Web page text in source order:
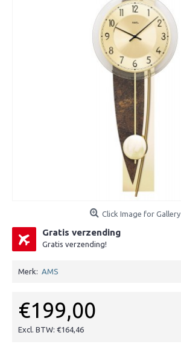
Click Image for Gallery
Gratis verzending
Gratis verzending!
Merk: AMS
€199,00
Excl. BTW: €164,46